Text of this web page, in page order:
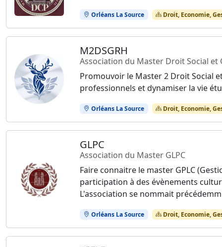
Orléans La Source Droit, Economie,
M2DSGRH
Association du Master Droit Social et
Promouvoir le Master 2 Droit Social
professionnels et dynamiser la vie
Orléans La Source Droit, Economie,
GLPC
Association du Master GLPC
Faire connaitre le master GPLC
participation à des évènements
L'association se nommait
Orléans La Source Droit, Economie,